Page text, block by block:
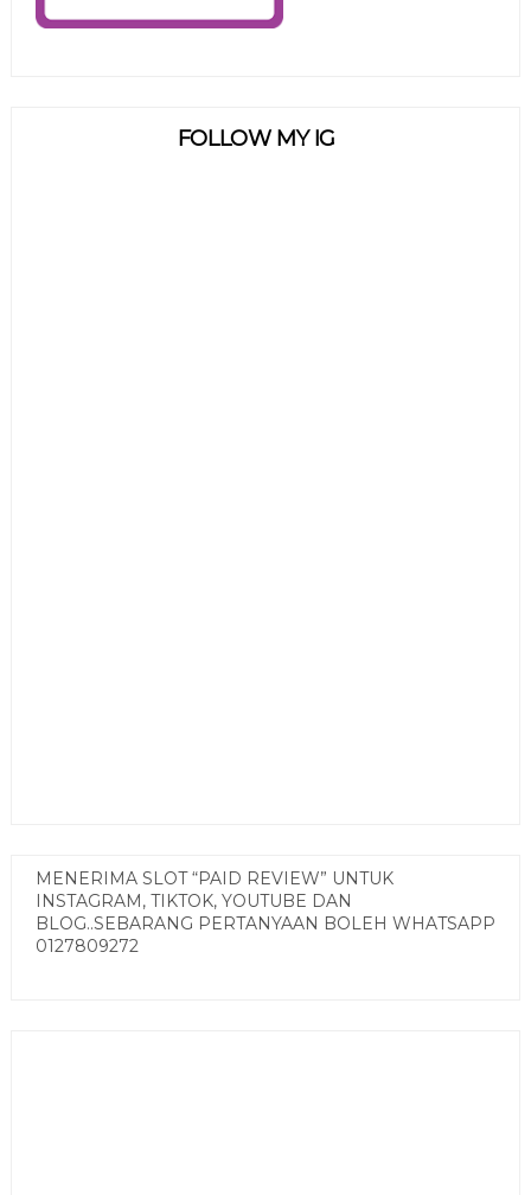
FOLLOW MY IG
MENERIMA SLOT “PAID REVIEW” UNTUK
INSTAGRAM, TIKTOK, YOUTUBE DAN
BLOG..SEBARANG PERTANYAAN BOLEH WHATSAPP
0127809272